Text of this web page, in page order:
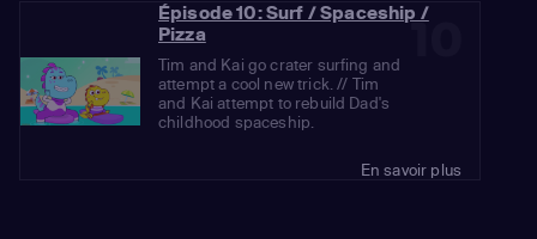
10
Épisode 10: Surf / Spaceship /
Pizza
Tim and Kai go crater surfing and
attempt a cool new trick. // Tim
and Kai attempt to rebuild Dad's
childhood spaceship.
En savoir plus